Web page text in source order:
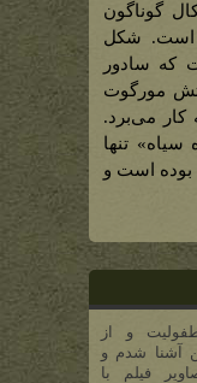
گوناگون
است. شکل
که سادور
مورگوت
کار می‌برد.
تنها
است و
و از
آشنا شدم و
فیلم با